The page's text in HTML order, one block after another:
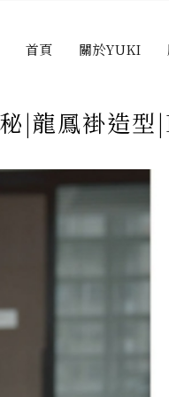
首頁 關於YUKI
|龍鳳褂造型